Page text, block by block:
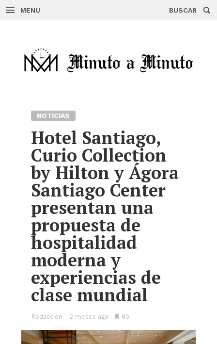
MENU BUSCAR
NOTICIAS
Hotel Santiago,
Curio Collection
by Hilton y Ágora
Santiago Center
presentan una
propuesta de
hospitalidad
moderna y
experiencias de
clase mundial
Redacción 2 meses ago
•80